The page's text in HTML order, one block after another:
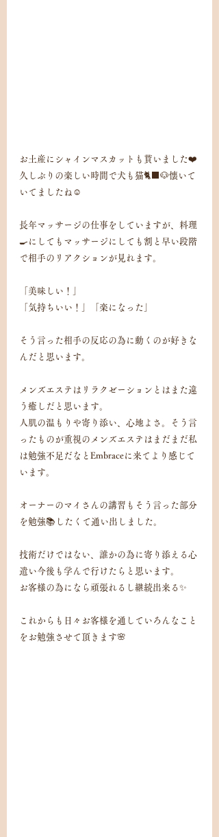
お土産にシャインマスカットも貰いました❤️
久しぶりの楽しい時間で犬も猫🐈‍⬛🐶懐いて
いてましたね☺️
長年マッサージの仕事をしていますが、料理
🍳にしてもマッサージにしても割と早い段階
で相手のリアクションが見れます。
「美味しい！」
「気持ちいい！」「楽になった」
そう言った相手の反応の為に動くのが好きな
んだと思います。
メンズエステはリラクゼーションとはまた違
う癒しだと思います。
人肌の温もりや寄り添い、心地よさ。そう言
ったものが重視のメンズエステはまだまだ私
は勉強不足だなとEmbraceに来てより感じて
います。
オーナーのマイさんの講習もそう言った部分
を勉強📚したくて通い出しました。
技術だけではない、誰かの為に寄り添える心
遣い今後も学んで行けたらと思います。
お客様の為になら頑張れるし継続出来る✨
これからも日々お客様を通していろんなこと
をお勉強させて頂きます🌸